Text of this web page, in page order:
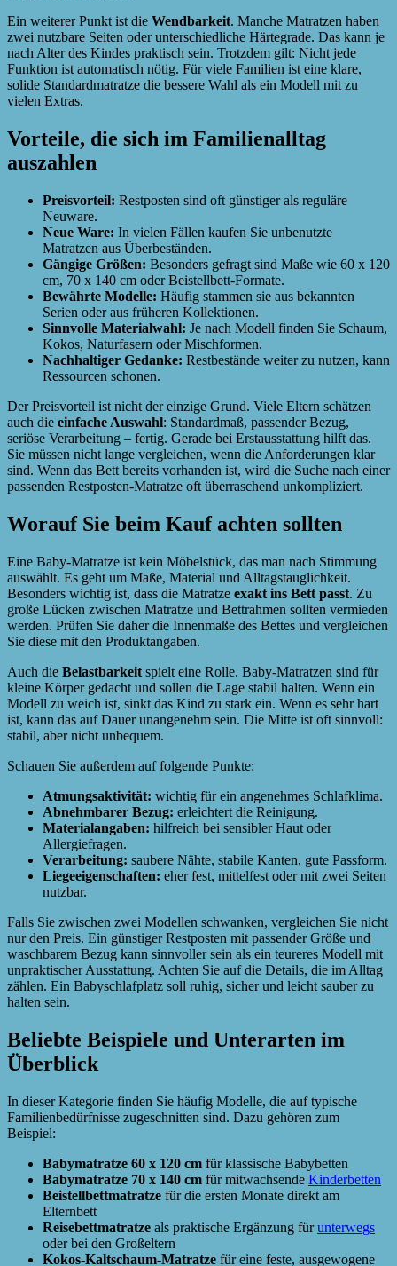
Ein weiterer Punkt ist die Wendbarkeit. Manche Matratzen haben
zwei nutzbare Seiten oder unterschiedliche Härtegrade. Das kann je
nach Alter des Kindes praktisch sein. Trotzdem gilt: Nicht jede
Funktion ist automatisch nötig. Für viele Familien ist eine klare,
solide Standardmatratze die bessere Wahl als ein Modell mit zu
vielen Extras.
Vorteile, die sich im Familienalltag
auszahlen
Preisvorteil: Restposten sind oft günstiger als reguläre
Neuware.
Neue Ware: In vielen Fällen kaufen Sie unbenutzte
Matratzen aus Überbeständen.
Gängige Größen: Besonders gefragt sind Maße wie 60 x 120
cm, 70 x 140 cm oder Beistellbett-Formate.
Bewährte Modelle: Häufig stammen sie aus bekannten
Serien oder aus früheren Kollektionen.
Sinnvolle Materialwahl: Je nach Modell finden Sie Schaum,
Kokos, Naturfasern oder Mischformen.
Nachhaltiger Gedanke: Restbestände weiter zu nutzen, kann
Ressourcen schonen.
Der Preisvorteil ist nicht der einzige Grund. Viele Eltern schätzen
auch die einfache Auswahl: Standardmaß, passender Bezug,
seriöse Verarbeitung – fertig. Gerade bei Erstausstattung hilft das.
Sie müssen nicht lange vergleichen, wenn die Anforderungen klar
sind. Wenn das Bett bereits vorhanden ist, wird die Suche nach einer
passenden Restposten-Matratze oft überraschend unkompliziert.
Worauf Sie beim Kauf achten sollten
Eine Baby-Matratze ist kein Möbelstück, das man nach Stimmung
auswählt. Es geht um Maße, Material und Alltagstauglichkeit.
Besonders wichtig ist, dass die Matratze exakt ins Bett passt. Zu
große Lücken zwischen Matratze und Bettrahmen sollten vermieden
werden. Prüfen Sie daher die Innenmaße des Bettes und vergleichen
Sie diese mit den Produktangaben.
Auch die Belastbarkeit spielt eine Rolle. Baby-Matratzen sind für
kleine Körper gedacht und sollen die Lage stabil halten. Wenn ein
Modell zu weich ist, sinkt das Kind zu stark ein. Wenn es sehr hart
ist, kann das auf Dauer unangenehm sein. Die Mitte ist oft sinnvoll:
stabil, aber nicht unbequem.
Schauen Sie außerdem auf folgende Punkte:
Atmungsaktivität: wichtig für ein angenehmes Schlafklima.
Abnehmbarer Bezug: erleichtert die Reinigung.
Materialangaben: hilfreich bei sensibler Haut oder
Allergiefragen.
Verarbeitung: saubere Nähte, stabile Kanten, gute Passform.
Liegeeigenschaften: eher fest, mittelfest oder mit zwei Seiten
nutzbar.
Falls Sie zwischen zwei Modellen schwanken, vergleichen Sie nicht
nur den Preis. Ein günstiger Restposten mit passender Größe und
waschbarem Bezug kann sinnvoller sein als ein teureres Modell mit
unpraktischer Ausstattung. Achten Sie auf die Details, die im Alltag
zählen. Ein Babyschlafplatz soll ruhig, sicher und leicht sauber zu
halten sein.
Beliebte Beispiele und Unterarten im
Überblick
In dieser Kategorie finden Sie häufig Modelle, die auf typische
Familienbedürfnisse zugeschnitten sind. Dazu gehören zum
Beispiel:
Babymatratze 60 x 120 cm für klassische Babybetten
Babymatratze 70 x 140 cm für mitwachsende Kinderbetten
Beistellbettmatratze für die ersten Monate direkt am
Elternbett
Reisebettmatratze als praktische Ergänzung fürunterwegs
oder bei den Großeltern
Kokos-Kaltschaum-Matratze für eine feste, ausgewogene